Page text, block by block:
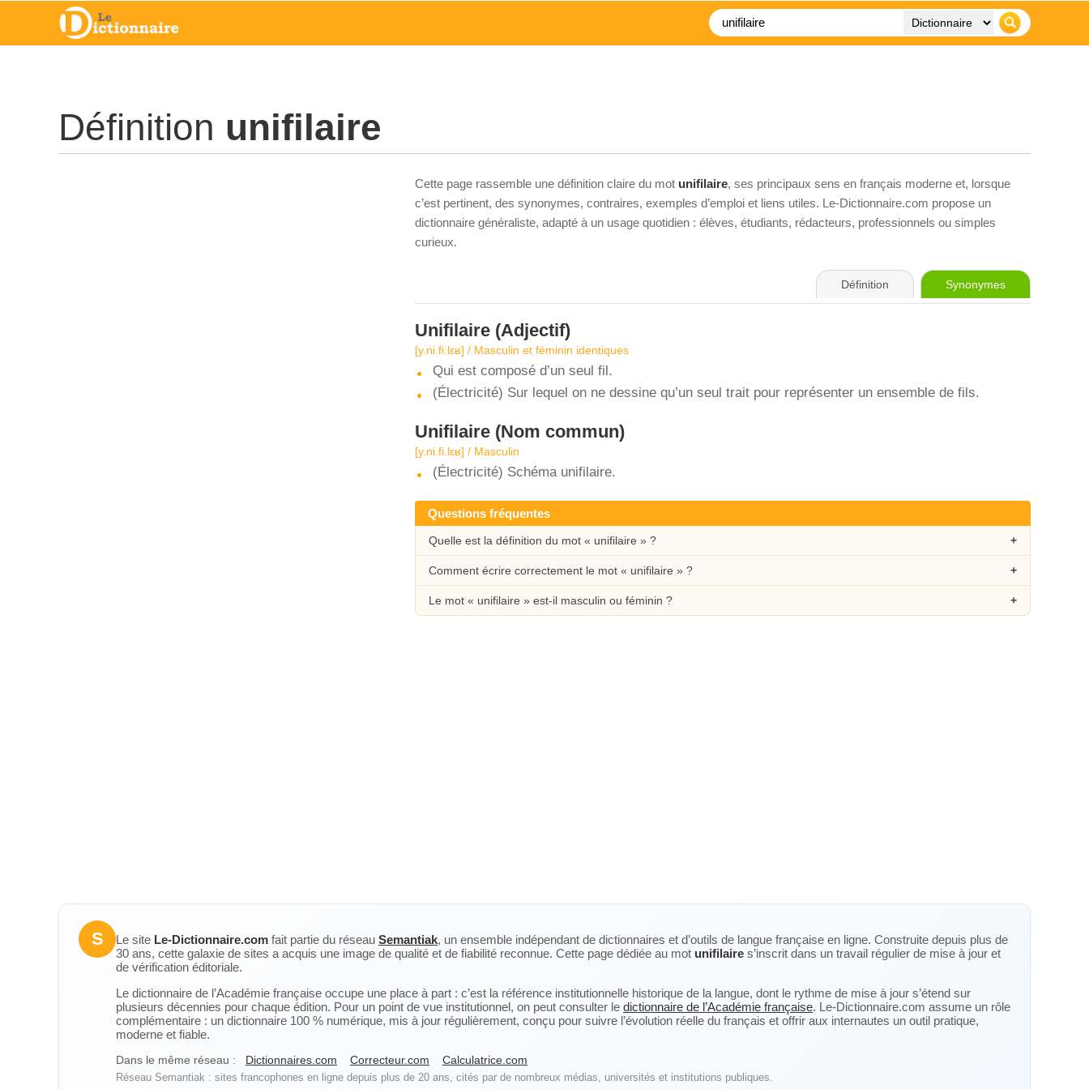
Définition unifilaire
Cette page rassemble une définition claire du mot unifilaire, ses principaux sens en français moderne et, lorsque
c’est pertinent, des synonymes, contraires, exemples d’emploi et liens utiles. Le-Dictionnaire.com propose un
dictionnaire généraliste, adapté à un usage quotidien : élèves, étudiants, rédacteurs, professionnels ou simples
curieux.
Définition Synonymes
Unifilaire (Adjectif)
[y.ni.fi.lɛʁ] / Masculin et féminin identiques
Qui est composé d’un seul fil.
(Électricité) Sur lequel on ne dessine qu’un seul trait pour représenter un ensemble de fils.
Unifilaire (Nom commun)
[y.ni.fi.lɛʁ] / Masculin
(Électricité) Schéma unifilaire.
Questions fréquentes
Quelle est la définition du mot « unifilaire » ?
Comment écrire correctement le mot « unifilaire » ?
Le mot « unifilaire » est-il masculin ou féminin ?
S Le site Le-Dictionnaire.com fait partie du réseau Semantiak, un ensemble indépendant de dictionnaires et d’outils de langue française en ligne. Construite depuis plus de
30 ans, cette galaxie de sites a acquis une image de qualité et de fiabilité reconnue. Cette page dédiée au mot unifilaire s’inscrit dans un travail régulier de mise à jour et
de vérification éditoriale.
Le dictionnaire de l’Académie française occupe une place à part : c’est la référence institutionnelle historique de la langue, dont le rythme de mise à jour s’étend sur
plusieurs décennies pour chaque édition. Pour un point de vue institutionnel, on peut consulter le dictionnaire de l’Académie française. Le-Dictionnaire.com assume un rôle
complémentaire : un dictionnaire 100 % numérique, mis à jour régulièrement, conçu pour suivre l’évolution réelle du français et offrir aux internautes un outil pratique,
moderne et fiable.
Dans le même réseau : Dictionnaires.com Correcteur.com Calculatrice.com
Réseau Semantiak : sites francophones en ligne depuis plus de 20 ans, cités par de nombreux médias, universités et institutions publiques.